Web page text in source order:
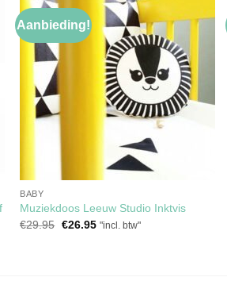
Aanbieding!
aan
verlanglijst
BABY
Muziekdoos Leeuw Studio Inktvis
€29.95 Oorspronkelijke
€26.95Huidige
"incl. btw"